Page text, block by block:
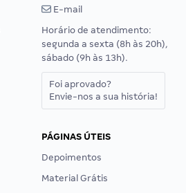
E-mail
Horário de atendimento:
segunda a sexta (8h às 20h),
sábado (9h às 13h).
Foi aprovado?
Envie-nos a sua história!
PÁGINAS ÚTEIS
Depoimentos
Material Grátis